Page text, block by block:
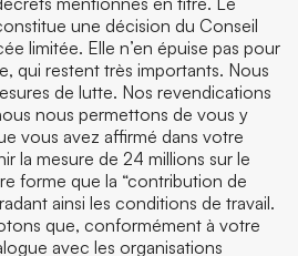
une décision du Conseil
limitée. Elle n’en épuise pas pour
qui restent très importants. Nous
de lutte. Nos revendications
nous permettons de vous y
vous avez affirmé dans votre
la mesure de 24 millions sur le
forme que la “contribution de
ainsi les conditions de travail.
que, conformément à votre
avec les organisations